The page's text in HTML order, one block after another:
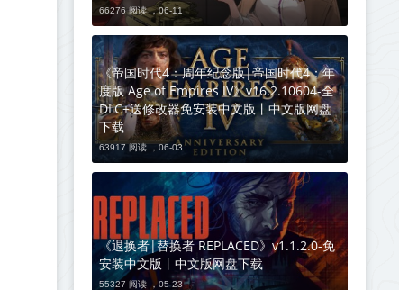
66276 阅读 ，06-11
《帝国时代4：周年纪念版|帝国时代4：年
度版 Age of Empires IV》v16.2.10604-全
DLC+送修改器免安装中文版丨中文版网盘
下载
63917 阅读 ，06-03
《退换者|替换者 REPLACED》v1.1.2.0-免
安装中文版丨中文版网盘下载
55327 阅读 ，05-23